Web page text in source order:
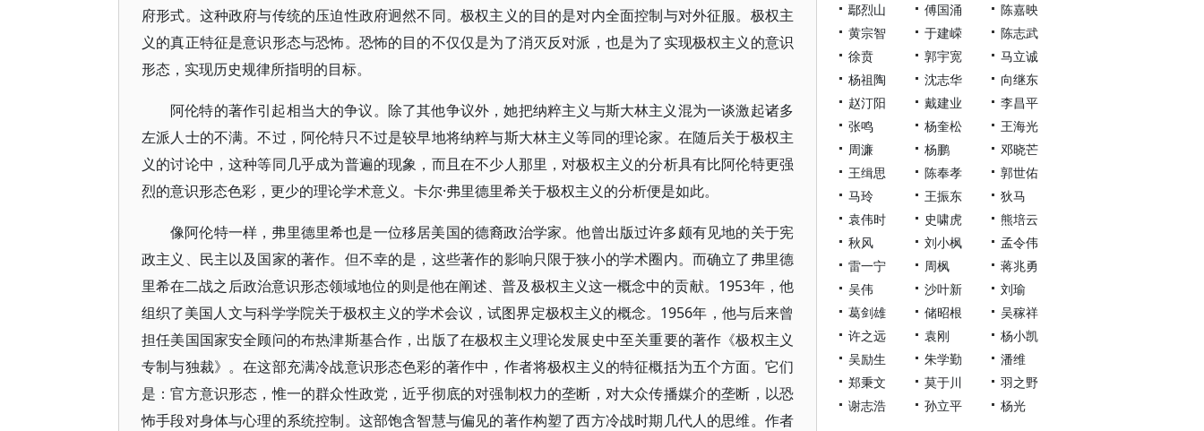
府形式。这种政府与传统的压迫性政府迥然不同。极权主义的目的是对内全面控制与对外征服。极权主
义的真正特征是意识形态与恐怖。恐怖的目的不仅仅是为了消灭反对派，也是为了实现极权主义的意识
形态，实现历史规律所指明的目标。
阿伦特的著作引起相当大的争议。除了其他争议外，她把纳粹主义与斯大林主义混为一谈激起诸多
左派人士的不满。不过，阿伦特只不过是较早地将纳粹与斯大林主义等同的理论家。在随后关于极权主
义的讨论中，这种等同几乎成为普遍的现象，而且在不少人那里，对极权主义的分析具有比阿伦特更强
烈的意识形态色彩，更少的理论学术意义。卡尔·弗里德里希关于极权主义的分析便是如此。
像阿伦特一样，弗里德里希也是一位移居美国的德裔政治学家。他曾出版过许多颇有见地的关于宪
政主义、民主以及国家的著作。但不幸的是，这些著作的影响只限于狭小的学术圈内。而确立了弗里德
里希在二战之后政治意识形态领域地位的则是他在阐述、普及极权主义这一概念中的贡献。1953年，他
组织了美国人文与科学学院关于极权主义的学术会议，试图界定极权主义的概念。1956年，他与后来曾
担任美国国家安全顾问的布热津斯基合作，出版了在极权主义理论发展史中至关重要的著作《极权主义
专制与独裁》。在这部充满冷战意识形态色彩的著作中，作者将极权主义的特征概括为五个方面。它们
是：官方意识形态，惟一的群众性政党，近乎彻底的对强制权力的垄断，对大众传播媒介的垄断，以恐
怖手段对身体与心理的系统控制。这部饱含智慧与偏见的著作构塑了西方冷战时期几代人的思维。作者
鄢烈山
傅国涌
陈嘉映
黄宗智
于建嵘
陈志武
徐贲
郭宇宽
马立诚
杨祖陶
沈志华
向继东
赵汀阳
戴建业
李昌平
张鸣
杨奎松
王海光
周濂
杨鹏
邓晓芒
王缉思
陈奉孝
郭世佑
马玲
王振东
狄马
袁伟时
史啸虎
熊培云
秋风
刘小枫
孟令伟
雷一宁
周枫
蒋兆勇
吴伟
沙叶新
刘瑜
葛剑雄
储昭根
吴稼祥
许之远
袁刚
杨小凯
吴励生
朱学勤
潘维
郑秉文
莫于川
羽之野
谢志浩
孙立平 杨光